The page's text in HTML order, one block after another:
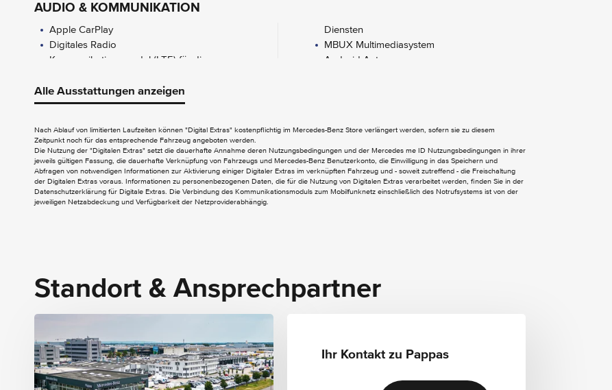
AUDIO & KOMMUNIKATION
Apple CarPlay
Digitales Radio
Kommunikationsmodul (LTE) für die
Diensten
MBUX Multimediasystem
Android Auto
EXTERIEUR
Anhängevorrichtung mit ESP
Anhängerstabilisierung
AMG Line Exterieur
Aussenspiegel elektrisch anklappbar
Dachreling schwarz
EASY-PACK Heckklappe
INTERIEUR
Memory-Funktion
Fahrerdisplay
Klimatisierungsautomatik THERMATIC
Lenkradheizung
Vordersitz links elektrisch verstellbar mit
Alle Ausstattungen anzeigen
Nach Ablauf von limitierten Laufzeiten können "Digital Extras" kostenpflichtig im Mercedes-Benz Store verlängert werden, sofern sie zu diesem
Zeitpunkt noch für das entsprechende Fahrzeug angeboten werden.
Die Nutzung der "Digitalen Extras" setzt die dauerhafte Annahme deren Nutzungsbedingungen und der Mercedes me ID Nutzungsbedingungen in ihrer
jeweils gültigen Fassung, die dauerhafte Verknüpfung von Fahrzeugs und Mercedes-Benz Benutzerkonto, die Einwilligung in das Speichern und
Abfragen von notwendigen Informationen zur Aktivierung einiger Digitaler Extras im verknüpften Fahrzeug und - soweit zutreffend - die Freischaltung
der Digitalen Extras voraus. Informationen zu personenbezogenen Daten, die für die Nutzung von Digitalen Extras verarbeitet werden, finden Sie in der
Datenschutzerklärung für Digitale Extras. Die Verbindung des Kommunikationsmoduls zum Mobilfunknetz einschließlich des Notrufsystems ist von der
jeweiligen Netzabdeckung und Verfügbarkeit der Netzproviderabhängig.
Standort & Ansprechpartner
Ihr Kontakt zu Pappas